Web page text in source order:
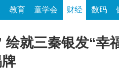
教育 童学会 财经 数码
绘就三秦银发“